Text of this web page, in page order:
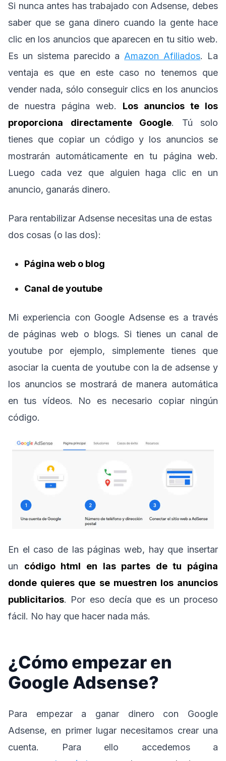
Si nunca antes has trabajado con Adsense, debes
saber que se gana dinero cuando la gente hace
clic en los anuncios que aparecen en tu sitio web.
Es un sistema parecido aAmazon Afiliados. La
ventaja es que en este caso no tenemos que
vender nada, sólo conseguir clics en los anuncios
de nuestra página web. Los anuncios te los
proporciona directamente Google. Tú solo
tienes que copiar un código y los anuncios se
mostrarán automáticamente en tu página web.
Luego cada vez que alguien haga clic en un
anuncio, ganarás dinero.
Para rentabilizar Adsense necesitas una de estas
dos cosas (o las dos):
Página web o blog
Canal de youtube
Mi experiencia con Google Adsense es a través
de páginas web o blogs. Si tienes un canal de
youtube por ejemplo, simplemente tienes que
asociar la cuenta de youtube con la de adsense y
los anuncios se mostrará de manera automática
en tus vídeos. No es necesario copiar ningún
código.
En el caso de las páginas web, hay que insertar
un código html en las partes de tu página
donde quieres que se muestren los anuncios
publicitarios. Por eso decía que es un proceso
fácil. No hay que hacer nada más.
¿Cómo empezar en
Google Adsense?
Para empezar a ganar dinero con Google
Adsense, en primer lugar necesitamos crear una
cuenta. Para ello accedemos a